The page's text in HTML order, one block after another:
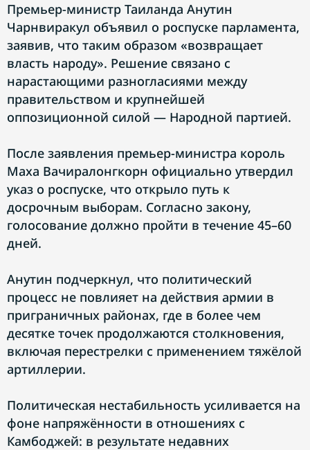
Премьер-министр Таиланда Анутин
Чарнвиракул объявил о роспуске парламента,
заявив, что таким образом «возвращает
власть народу». Решение связано с
нарастающими разногласиями между
правительством и крупнейшей
оппозиционной силой — Народной партией.
После заявления премьер-министра король
Маха Вачиралонгкорн официально утвердил
указ о роспуске, что открыло путь к
досрочным выборам. Согласно закону,
голосование должно пройти в течение 45–60
дней.
Анутин подчеркнул, что политический
процесс не повлияет на действия армии в
приграничных районах, где в более чем
десятке точек продолжаются столкновения,
включая перестрелки с применением тяжёлой
артиллерии.
Политическая нестабильность усиливается на
фоне напряжённости в отношениях с
Камбоджей: в результате недавних